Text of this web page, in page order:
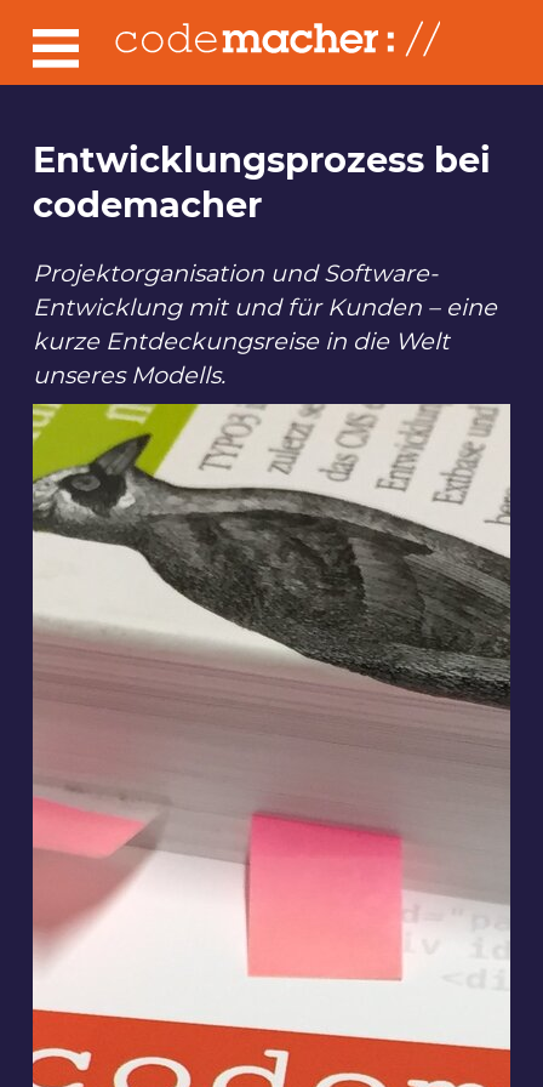
Entwicklungsprozess bei
codemacher
Projektorganisation und Software-
Entwicklung mit und für Kunden – eine
kurze Entdeckungsreise in die Welt
unseres Modells.